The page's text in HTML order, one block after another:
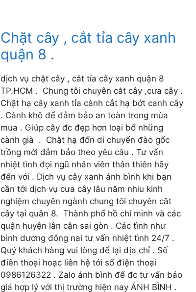
Chặt cây , cắt tỉa cây xanh
quận 8 .
dịch vụ chặt cây , cắt tỉa cây xanh quận 8
TP.HCM . Chung tôi chuyên cắt cây ,cưa cây .
Chặt hạ cây xanh tỉa cành cắt hạ bớt canh cây
. Cành khô để đảm bảo an toàn trong mùa
mua . Giúp cây đc đẹp hơn loại bổ những
cành già . Chặt hạ đốn di chuyển đào gốc
trồng mới đảm bảo theo yêu câu . Tư vấn
nhiệt tình đọi ngũ nhân viên thân thiên hãy
đến với . Dịch vụ cây xanh ánh bình khi bạn
cần tới dịch vụ cưa cây lâu năm nhiu kinh
nghiệm chuyên ngành chung tôi chuyên căt
cây tại quân 8. Thành phố hồ chí minh và các
quận huyện lân cận sai gòn . Các tình như
bình dương đông nai tư vấn nhiệt tình 24/7 .
Quý khách hàng vui lòng để lại địa chỉ . Số
điên thoại hoạc liên hệ tới số điện thoại
0986126322 . Zalo ánh bình để đc tư vấn báo
giá hợp lý với thị trường hiện nay ÁNH BÌNH .